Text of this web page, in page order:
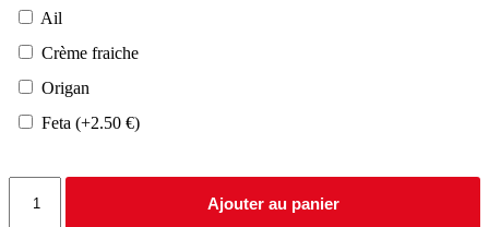
Ail
Crème fraiche
Origan
Feta (+2.50 €)
Ajouter au panier